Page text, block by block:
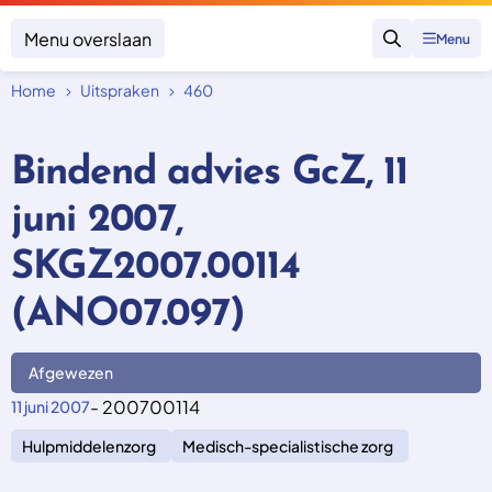
Menu overslaan
Zoeken
Menu
Onderwerpen
Zorgverzekering afsluiten
Zorgverzekering betalen
Vergoeding van zorg
Zorg in het buitenland
Nieuw in Nederland
Geen zorgverzekering
Focus en impact
Uitspraken
Trainingen
Over SKGZ
Nieuws
Vacatures
Home Uitspraken 460
Bindend advies GcZ, 11
juni 2007,
SKGZ2007.00114
(ANO07.097)
Afgewezen
11 juni 2007- 200700114
Hulpmiddelenzorg Medisch-specialistische zorg